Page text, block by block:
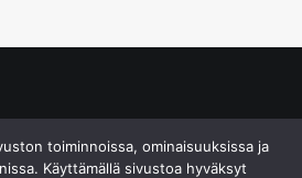
toiminnoissa, ominaisuuksissa ja
Käyttämällä sivustoa hyväksyt